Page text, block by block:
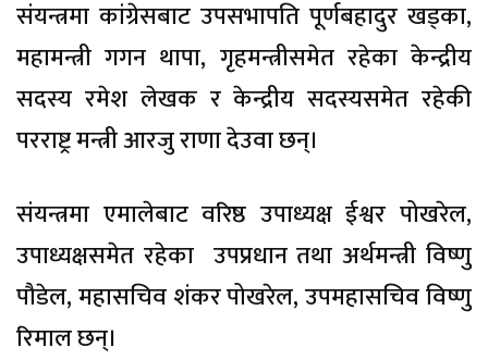
संयन्त्रमा कांग्रेसबाट उपसभापति पूर्णबहादुर खड्का,
महामन्त्री गगन थापा, गृहमन्त्रीसमेत रहेका केन्द्रीय
सदस्य रमेश लेखक र केन्द्रीय सदस्यसमेत रहेकी
परराष्ट्र मन्त्री आरजु राणा देउवा छन्।
संयन्त्रमा एमालेबाट वरिष्ठ उपाध्यक्ष ईश्वर पोखरेल,
उपाध्यक्षसमेत रहेका उपप्रधान तथा अर्थमन्त्री विष्णु
पौडेल, महासचिव शंकर पोखरेल, उपमहासचिव विष्णु
रिमाल छन्।